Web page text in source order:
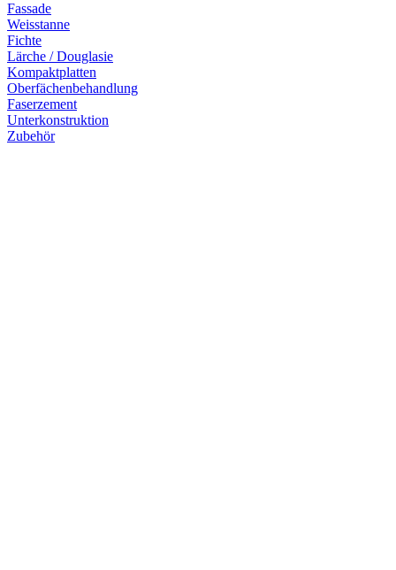
Fassade
Weisstanne
Fichte
Lärche / Douglasie
Kompaktplatten
Oberfächenbehandlung
Faserzement
Unterkonstruktion
Zubehör